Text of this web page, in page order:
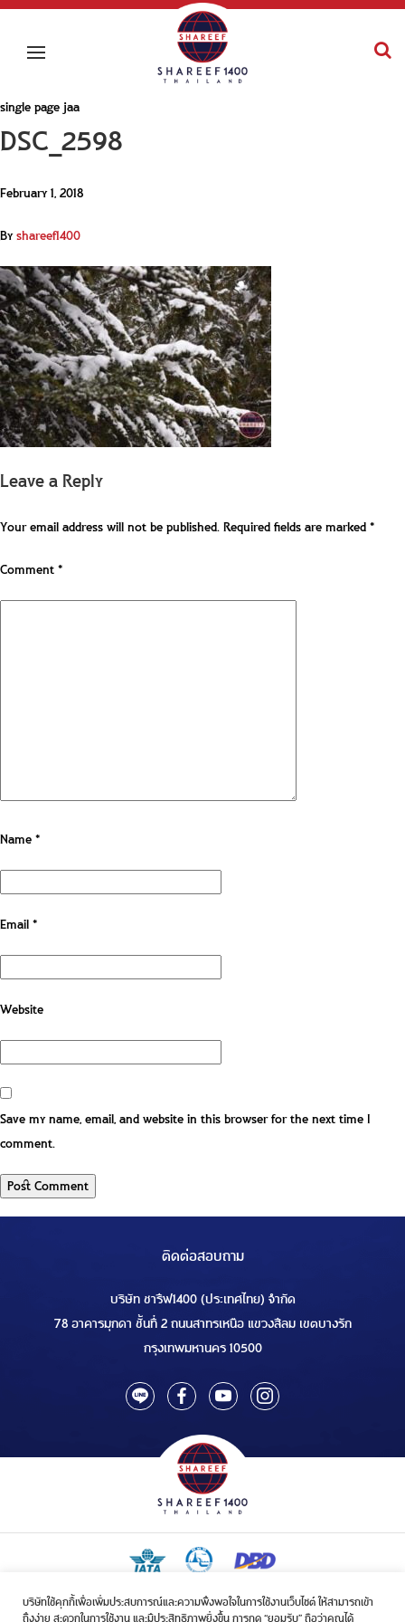
บริษัทใช้คุกกี้เพื่อเพิ่มประสบการณ์และความพึงพอใจในการใช้งานเว็บไซต์ ให้สามารถเข้า
ถึงง่าย สะดวกในการใช้งาน และมีประสิทธิภาพยิ่งขึ้น การกด “ยอมรับ” ถือว่าคุณได้
single page jaa
DSC_2598
February 1, 2018
Byshareef1400
Leave a Reply
Your email address will not be published.Required fields are marked*
Comment*
Name*
Email*
Website
Save my name, email, and website in this browser for the next time I
comment.
ติดต่อสอบถาม
บริษัท ชารีฟ1400 (ประเทศไทย) จำกัด
78 อาคารมุกดา ชั้นที่ 2 ถนนสาทรเหนือ แขวงสีลม เขตบางรัก
กรุงเทพมหานคร 10500
ใบอนุญาตเป็นผู้ประกอบกิจการรับจัดบริการขนส่งในกิจการฮัจย์เลขที่ 1/2568